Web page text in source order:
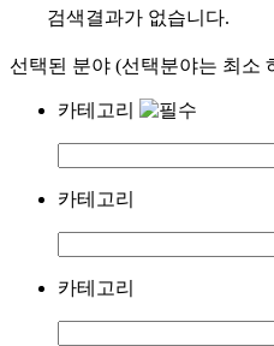
검색결과가 없습니다.
선택된 분야 (선택분야는 최소
카테고리
카테고리
카테고리